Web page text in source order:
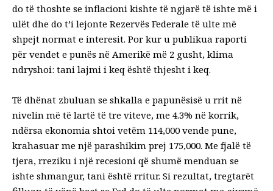
do të thoshte se inflacioni kishte të ngjarë të ishte më i
ulët dhe do t’i lejonte Rezervës Federale të ulte më
shpejt normat e interesit. Por kur u publikua raporti
për vendet e punës në Amerikë më 2 gusht, klima
ndryshoi: tani lajmi i keq është thjesht i keq.
Të dhënat zbuluan se shkalla e papunësisë u rrit në
nivelin më të lartë të tre viteve, me 4.3% në korrik,
ndërsa ekonomia shtoi vetëm 114,000 vende pune,
krahasuar me një parashikim prej 175,000. Me fjalë të
tjera, rreziku i një recesioni që shumë menduan se
ishte shmangur, tani është rritur. Si rezultat, tregtarët